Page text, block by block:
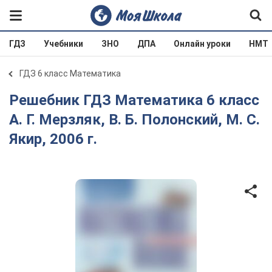
ГДЗ Учебники ЗНО ДПА Онлайн уроки НМТ
ГДЗ 6 класс Математика
Решебник ГДЗ Математика 6 класс
А. Г. Мерзляк, В. Б. Полонский, М. С.
Якир, 2006 г.